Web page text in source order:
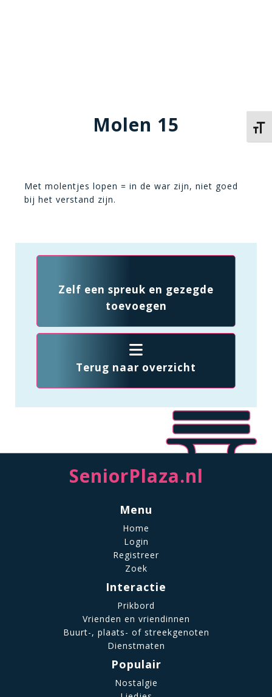
Molen 15
Met molentjes lopen = in de war zijn, niet goed
bij het verstand zijn.
Zelf een spreuk en gezegde
toevoegen
Terug naar overzicht
SeniorPlaza.nl
Menu
Home
Login
Registreer
Zoek
Interactie
Prikbord
Vrienden en vriendinnen
Buurt-, plaats- of streekgenoten
Dienstmaten
Populair
Nostalgie